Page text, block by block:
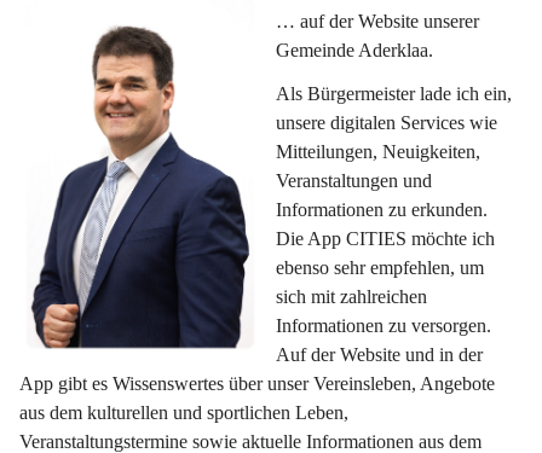
… auf der Website unserer
Gemeinde Aderklaa.
Als Bürgermeister lade ich ein,
unsere digitalen Services wie
Mitteilungen, Neuigkeiten,
Veranstaltungen und
Informationen zu erkunden.
Die App CITIES möchte ich
ebenso sehr empfehlen, um
sich mit zahlreichen
Informationen zu versorgen.
Auf der Website und in der
App gibt es Wissenswertes über unser Vereinsleben, Angebote
aus dem kulturellen und sportlichen Leben,
Veranstaltungstermine sowie aktuelle Informationen aus dem